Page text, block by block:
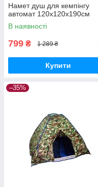
Намет душ для кемпінгу
автомат 120x120x190см
В наявності
799 ₴ 1 289 ₴
Купити
–35%